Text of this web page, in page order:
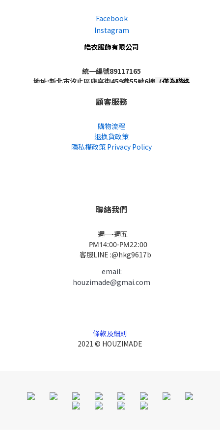
Facebook
Instagram
皓衣服飾有限公司
統一編號89117165
地址:新北市汐止區康寧街459巷55號6樓 （僅為聯絡
顧客服務
購物流程
退換貨政策
隱私權政策 Privacy Policy
聯絡我們
週一-週五
PM14:00-PM22:00
客服LINE :@hkg9617b
email:
houzimade@gmai.com
條款及細則
2021 © HOUZIMADE